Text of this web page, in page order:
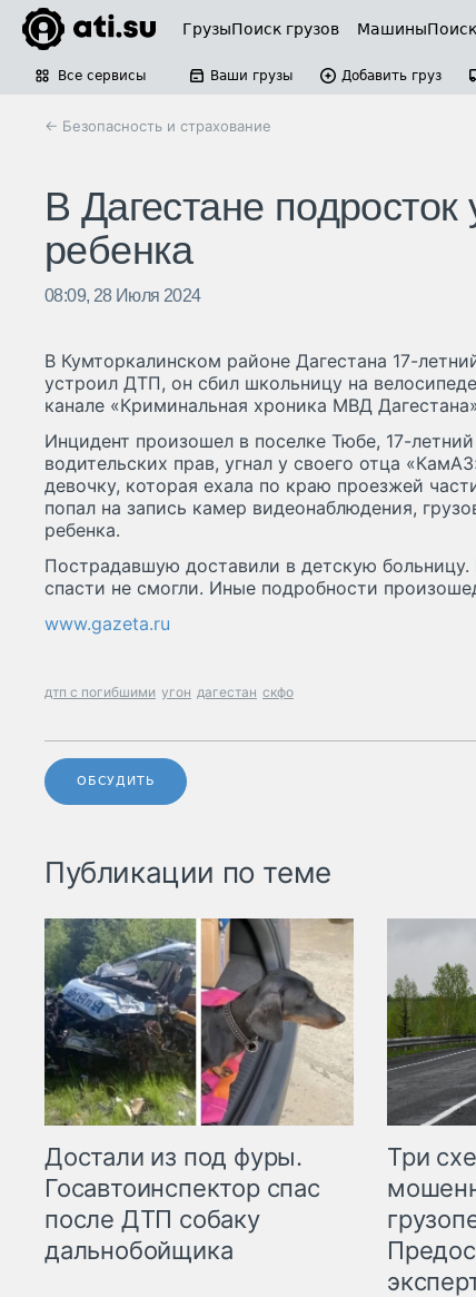
ГрузыПоиск грузов Машины
Все сервисы Ваши грузы Добавить груз
← Безопасность и страхование
В Дагестане
ребенка
08:09, 28 Июля 2024
В Кумторкалинском районе Дагестана 17-
устроил ДТП, он сбил школьницу на
канале «Криминальная хроника МВД
Инцидент произошел в поселке Тюбе, 17-
водительских прав, угнал у своего отца
девочку, которая ехала по краю проезжей
попал на запись камер видеонаблюдения,
ребенка.
Пострадавшую доставили в детскую
спасти не смогли. Иные подробности
www.gazeta.ru
дтп с погибшими угон дагестан скфо
ОБСУДИТЬ
Публикации по теме
Достали из под фуры.
Госавтоинспектор спас
после ДТП собаку
дальнобойщика
Три